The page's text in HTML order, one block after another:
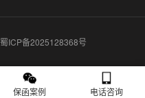
蜀ICP备2025128368号
保函案例 电话咨询